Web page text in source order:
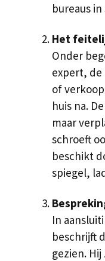
bureaus
Het
Onder
expert, de
of
huis na.
maar
schroeft
beschikt
spiegel,
In
beschrijft
gezien.